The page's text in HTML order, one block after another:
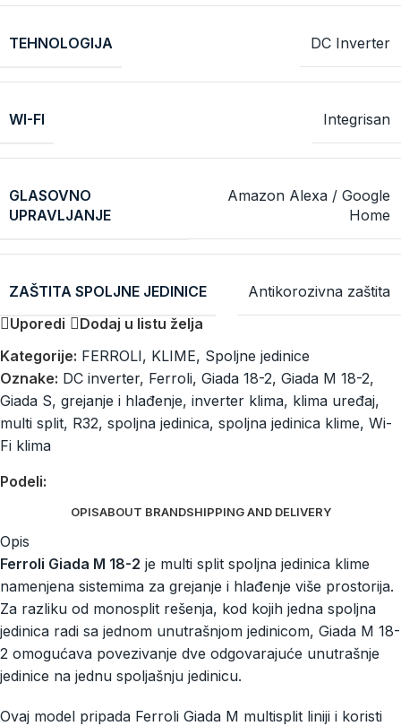
TEHNOLOGIJA DC Inverter
WI-FI Integrisan
GLASOVNO
UPRAVLJANJE
Amazon Alexa / Google
Home
ZAŠTITA SPOLJNE JEDINICE
Antikorozivna zaštita
Uporedi
Dodaj u listu želja
Kategorije: FERROLI, KLIME, Spoljne jedinice
Oznake: DC inverter, Ferroli, Giada 18-2, Giada M 18-2,
Giada S, grejanje i hlađenje, inverter klima, klima uređaj,
multi split, R32, spoljna jedinica, spoljna jedinica klime, Wi-
Fi klima
Podeli:
OPISABOUT BRANDSHIPPING AND DELIVERY
Opis
Ferroli Giada M 18-2 je multi split spoljna jedinica klime
namenjena sistemima za grejanje i hlađenje više prostorija.
Za razliku od monosplit rešenja, kod kojih jedna spoljna
jedinica radi sa jednom unutrašnjom jedinicom, Giada M 18-
2 omogućava povezivanje dve odgovarajuće unutrašnje
jedinice na jednu spoljašnju jedinicu.
Ovaj model pripada Ferroli Giada M multisplit liniji i koristi